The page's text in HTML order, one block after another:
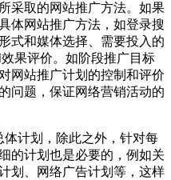
采取的网站推广方法。如果
体网站推广方法，如登录搜
式和媒体选择、需要投入的
果评价。如阶段推广目标
网站推广计划的控制和评价
问题，保证网络营销活动的
计划，除此之外，针对每
的计划也是必要的，例如关
划、网络广告计划等，这样